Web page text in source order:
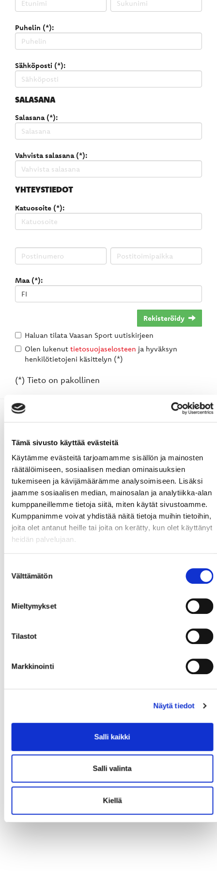
Tämä sivusto käyttää evästeitä
Käytämme evästeitä tarjoamamme sisällön ja mainosten
räätälöimiseen, sosiaalisen median ominaisuuksien
tukemiseen ja kävijämäärämme analysoimiseen. Lisäksi
jaamme sosiaalisen median, mainosalan ja analytiikka-alan
kumppaneillemme tietoja siitä, miten käytät sivustoamme.
Kumppanimme voivat yhdistää näitä tietoja muihin tietoihin,
joita olet antanut heille tai joita on kerätty, kun olet käyttänyt
heidän palvelujaan.
valinta
Välttämätön
Mieltymykset
Tilastot
Markkinointi
Näytä tiedot
Salli kaikki
Salli valinta
Kiellä
Puhelin (*):
Sähköposti (*):
SALASANA
Salasana (*):
Vahvista salasana (*):
YHTEYSTIEDOT
Katuosoite (*):
Maa (*):
Rekisteröidy
Haluan tilata Vaasan Sport uutiskirjeen
Olen lukenut tietosuojaselosteen ja hyväksyn
henkilötietojeni käsittelyn (*)
(*) Tieto on pakollinen